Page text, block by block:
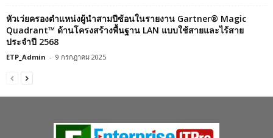
หัวเว่ยครองตำแหน่งผู้นำสามปีซ้อนในรายงาน Gartner® Magic
Quadrant™ ด้านโครงสร้างพื้นฐาน LAN แบบใช้สายและไร้สาย
ประจำปี 2568
ETP_Admin - 9 กรกฎาคม 2025